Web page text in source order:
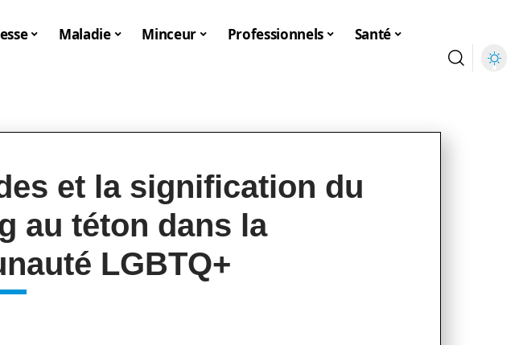
Maladie Minceur Professionnels Santé
et la signification du
au téton dans la
LGBTQ+